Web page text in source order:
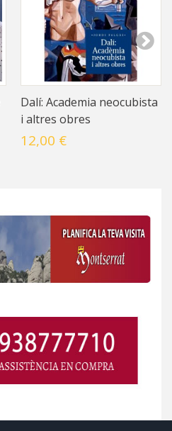
Dalí: Academia neocubista
i altres obres
12,00 €